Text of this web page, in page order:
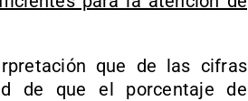
que de las cifras
de que el porcentaje de